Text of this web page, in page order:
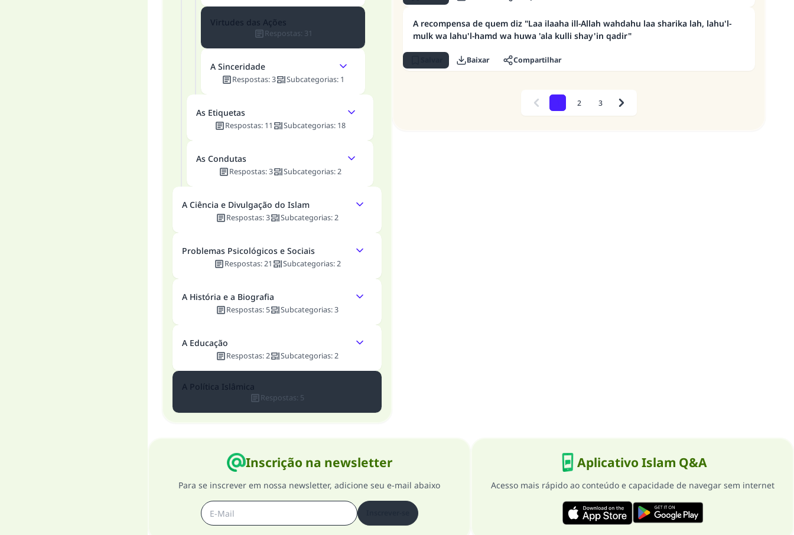
Virtudes das Ações
Respostas: 31
A Sinceridade
Respostas:3 Subcategorias: 1
As Etiquetas
Respostas: 11 Subcategorias: 18
As Condutas
Respostas:3 Subcategorias:2
A Ciência e Divulgação do Islam
Respostas:3 Subcategorias:2
Problemas Psicológicos e Sociais
Respostas:21 Subcategorias: 2
A História e a Biografia
Respostas:5 Subcategorias:3
A Educação
Respostas:2 Subcategorias:2
A Política Islâmica
Respostas: 5
A recompensa de quem diz "Laa ilaaha ill-Allah wahdahu laa sharika lah, lahu'l-
mulk wa lahu'l-hamd wa huwa 'ala kulli shay'in qadir"
Baixar Compartilhar
Previous 2 3 Next
Inscrição na newsletter
Para se inscrever em nossa newsletter, adicione seu e-mail abaixo
Aplicativo Islam Q&A
Acesso mais rápido ao conteúdo e capacidade de navegar sem internet